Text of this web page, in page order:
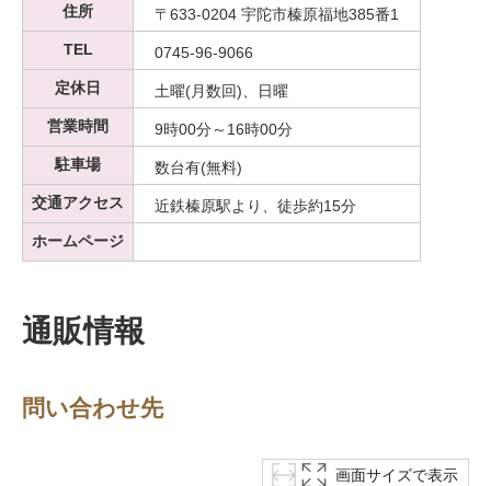
住所
〒633-0204 宇陀市榛原福地385番1
TEL
0745-96-9066
定休日
土曜(月数回)、日曜
営業時間
9時00分～16時00分
駐車場
数台有(無料)
交通アクセス
近鉄榛原駅より、徒歩約15分
ホームページ
通販情報
問い合わせ先
画面サイズで表示